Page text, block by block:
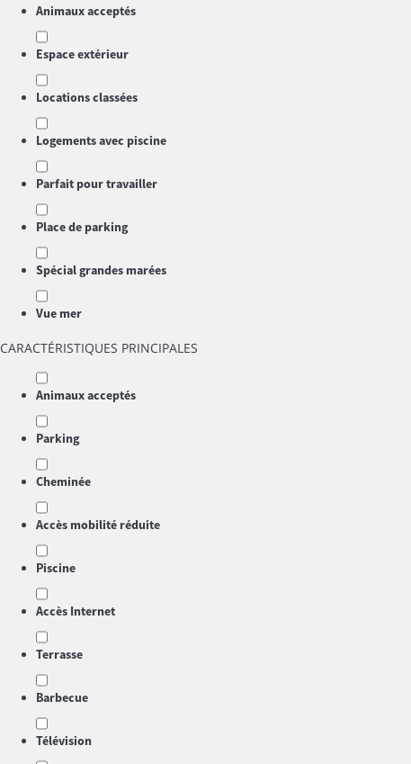
Animaux acceptés
Espace extérieur
Locations classées
Logements avec piscine
Parfait pour travailler
Place de parking
Spécial grandes marées
Vue mer
CARACTÉRISTIQUES PRINCIPALES
Animaux acceptés
Parking
Cheminée
Accès mobilité réduite
Piscine
Accès Internet
Terrasse
Barbecue
Télévision